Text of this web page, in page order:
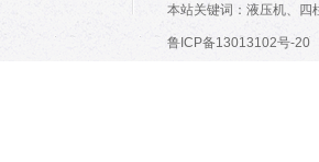
本站关键词： 液压机、 四
鲁ICP备13013102号-20